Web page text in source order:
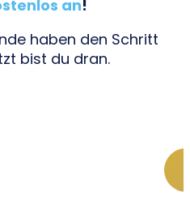
an!
haben den Schritt
bist du dran.